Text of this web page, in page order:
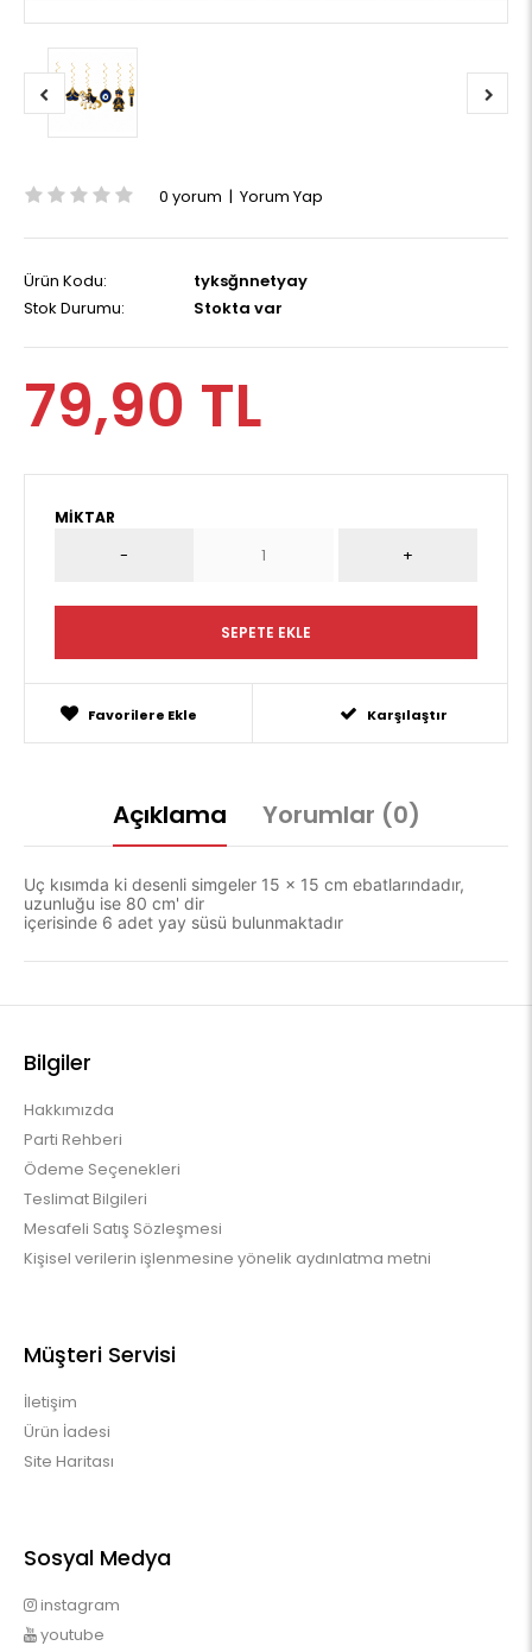
0 yorum | Yorum Yap
Ürün Kodu:
tyksğnnetyay
Stok Durumu:
Stokta var
79,90 TL
MIKTAR
Favorilere Ekle Karşılaştır
Açıklama Yorumlar (0)
Uç kısımda ki desenli simgeler 15 x 15 cm ebatlarındadır,
uzunluğu ise 80 cm' dir
içerisinde 6 adet yay süsü bulunmaktadır
Bilgiler
Hakkımızda
Parti Rehberi
Ödeme Seçenekleri
Teslimat Bilgileri
Mesafeli Satış Sözleşmesi
Kişisel verilerin işlenmesine yönelik aydınlatma metni
Müşteri Servisi
İletişim
Ürün İadesi
Site Haritası
Sosyal Medya
instagram
youtube